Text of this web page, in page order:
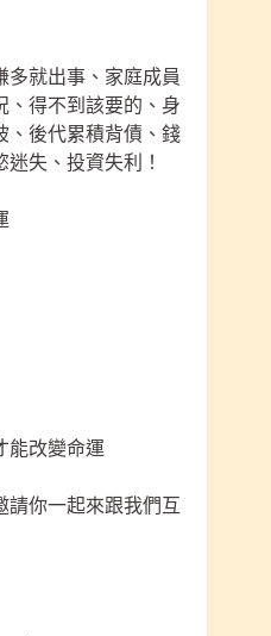
多就出事、家庭成員
、得不到該要的、身
、後代累積背債、錢
失、投資失利！
能改變命運
請你一起來跟我們互